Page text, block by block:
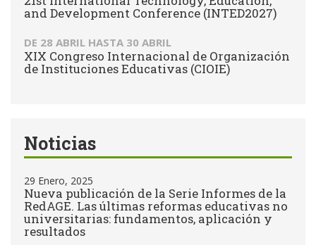
and Development Conference (INTED2027)
DE 28 ABRIL HASTA 30 ABRIL
XIX Congreso Internacional de Organización
de Instituciones Educativas (CIOIE)
Noticias
29 Enero, 2025
Nueva publicación de la Serie Informes de la
RedAGE. Las últimas reformas educativas no
universitarias: fundamentos, aplicación y
resultados